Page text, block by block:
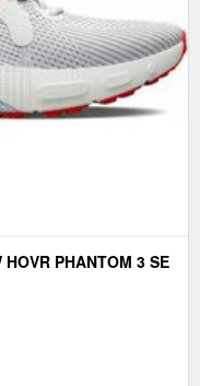
PHANTOM 3 SE